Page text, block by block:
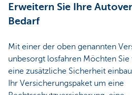
Erweitern Sie Ihre
Bedarf
Mit einer der oben genannten
unbesorgt losfahren Möchten
eine zusätzliche Sicherheit
Ihr Versicherungspaket um eine